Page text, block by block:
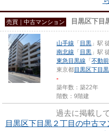
売買｜中古マンション 目黒区下目
山手線 「目黒 」駅
南北線 「目黒 」駅
東急目黒線 「不動前
東京都目黒区下目黒
-
築年数：築22年
階数：9階建
過去に掲載し
目黒区下目黒２丁目の中古